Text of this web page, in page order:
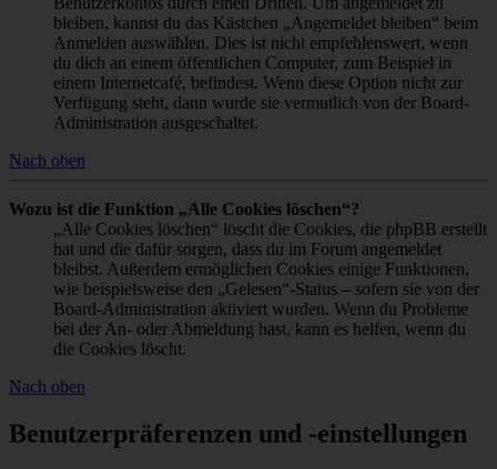
bleiben, kannst du das Kästchen „Angemeldet bleiben“ beim
Anmelden auswählen. Dies ist nicht empfehlenswert, wenn
du dich an einem öffentlichen Computer, zum Beispiel in
einem Internetcafé, befindest. Wenn diese Option nicht zur
Verfügung steht, dann wurde sie vermutlich von der Board-
Administration ausgeschaltet.
Nach oben
Wozu ist die Funktion „Alle Cookies löschen“?
„Alle Cookies löschen“ löscht die Cookies, die phpBB erstellt
hat und die dafür sorgen, dass du im Forum angemeldet
bleibst. Außerdem ermöglichen Cookies einige Funktionen,
wie beispielsweise den „Gelesen“-Status – sofern sie von der
Board-Administration aktiviert wurden. Wenn du Probleme
bei der An- oder Abmeldung hast, kann es helfen, wenn du
die Cookies löscht.
Nach oben
Benutzerpräferenzen und -einstellungen